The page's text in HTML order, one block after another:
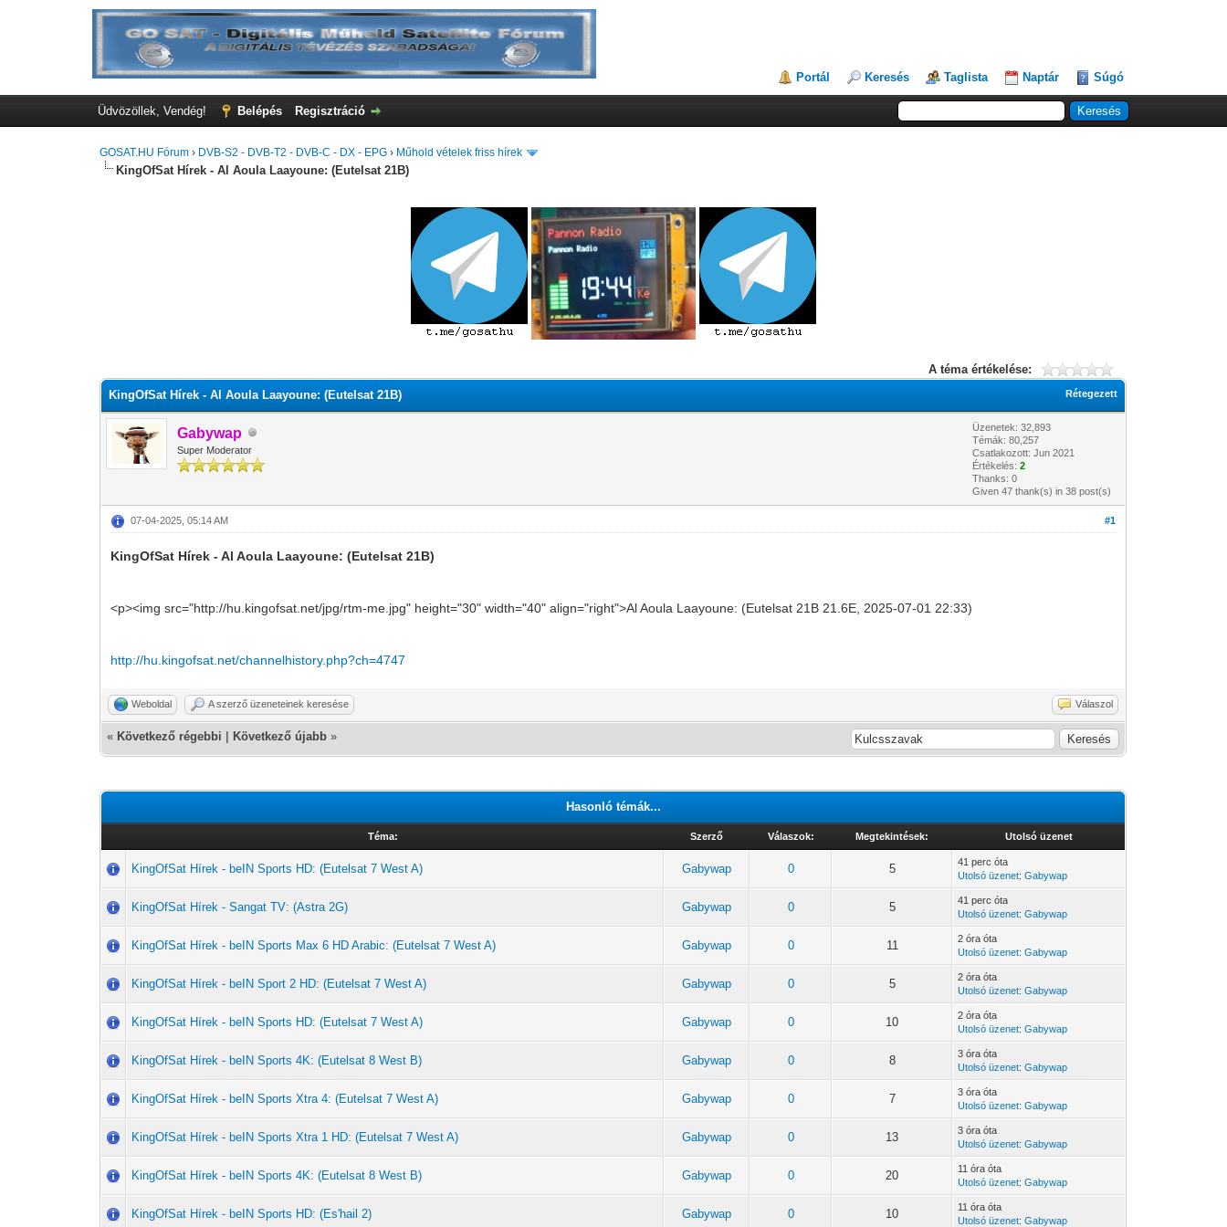
Portál Keresés Taglista Naptár Súgó
Üdvözöllek, Vendég! Belépés Regisztráció
GOSAT.HU Fórum › DVB-S2 - DVB-T2 - DVB-C - DX - EPG › Műhold vételek friss hírek
KingOfSat Hírek - Al Aoula Laayoune: (Eutelsat 21B)
A téma értékelése:
Rétegezett
KingOfSat Hírek - Al Aoula Laayoune: (Eutelsat 21B)
Gabywap
Super Moderator
Üzenetek: 32,893
Témák: 80,257
Csatlakozott: Jun 2021
Értékelés:2
Thanks: 0
Given 47 thank(s) in 38 post(s)
#1
07-04-2025, 05:14 AM
KingOfSat Hírek - Al Aoula Laayoune: (Eutelsat 21B)
<p><img src="http://hu.kingofsat.net/jpg/rtm-me.jpg" height="30" width="40" align="right">Al Aoula Laayoune: (Eutelsat 21B 21.6E, 2025-07-01 22:33)
http://hu.kingofsat.net/channelhistory.php?ch=4747
Weboldal A szerző üzeneteinek keresése Válaszol
« Következő régebbi Következő újabb »
Hasonló témák...
Téma: Szerző Válaszok: Megtekintések: Utolsó üzenet
KingOfSat Hírek - beIN Sports HD: (Eutelsat 7 West A) Gabywap 0 5
41 perc óta
Utolsó üzenet:Gabywap
KingOfSat Hírek - Sangat TV: (Astra 2G) Gabywap 0 5
41 perc óta
Utolsó üzenet:Gabywap
KingOfSat Hírek - beIN Sports Max 6 HD Arabic: (Eutelsat 7 West A) Gabywap 0 11
2 óra óta
Utolsó üzenet:Gabywap
KingOfSat Hírek - beIN Sport 2 HD: (Eutelsat 7 West A) Gabywap 0 5
2 óra óta
Utolsó üzenet:Gabywap
KingOfSat Hírek - beIN Sports HD: (Eutelsat 7 West A) Gabywap 0 10
2 óra óta
Utolsó üzenet:Gabywap
KingOfSat Hírek - beIN Sports 4K: (Eutelsat 8 West B) Gabywap 0 8
3 óra óta
Utolsó üzenet:Gabywap
KingOfSat Hírek - beIN Sports Xtra 4: (Eutelsat 7 West A) Gabywap 0 7
3 óra óta
Utolsó üzenet:Gabywap
KingOfSat Hírek - beIN Sports Xtra 1 HD: (Eutelsat 7 West A) Gabywap 0 13
3 óra óta
Utolsó üzenet:Gabywap
KingOfSat Hírek - beIN Sports 4K: (Eutelsat 8 West B) Gabywap 0 20
11 óra óta
Utolsó üzenet:Gabywap
KingOfSat Hírek - beIN Sports HD: (Es'hail 2) Gabywap 0 10
11 óra óta
Utolsó üzenet:Gabywap